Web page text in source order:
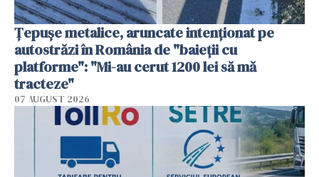
Țepușe metalice, aruncate intenționat pe
autostrăzi în România de "baieții cu
platforme": "Mi-au cerut 1200 lei să mă
tracteze"
07 AUGUST 2026